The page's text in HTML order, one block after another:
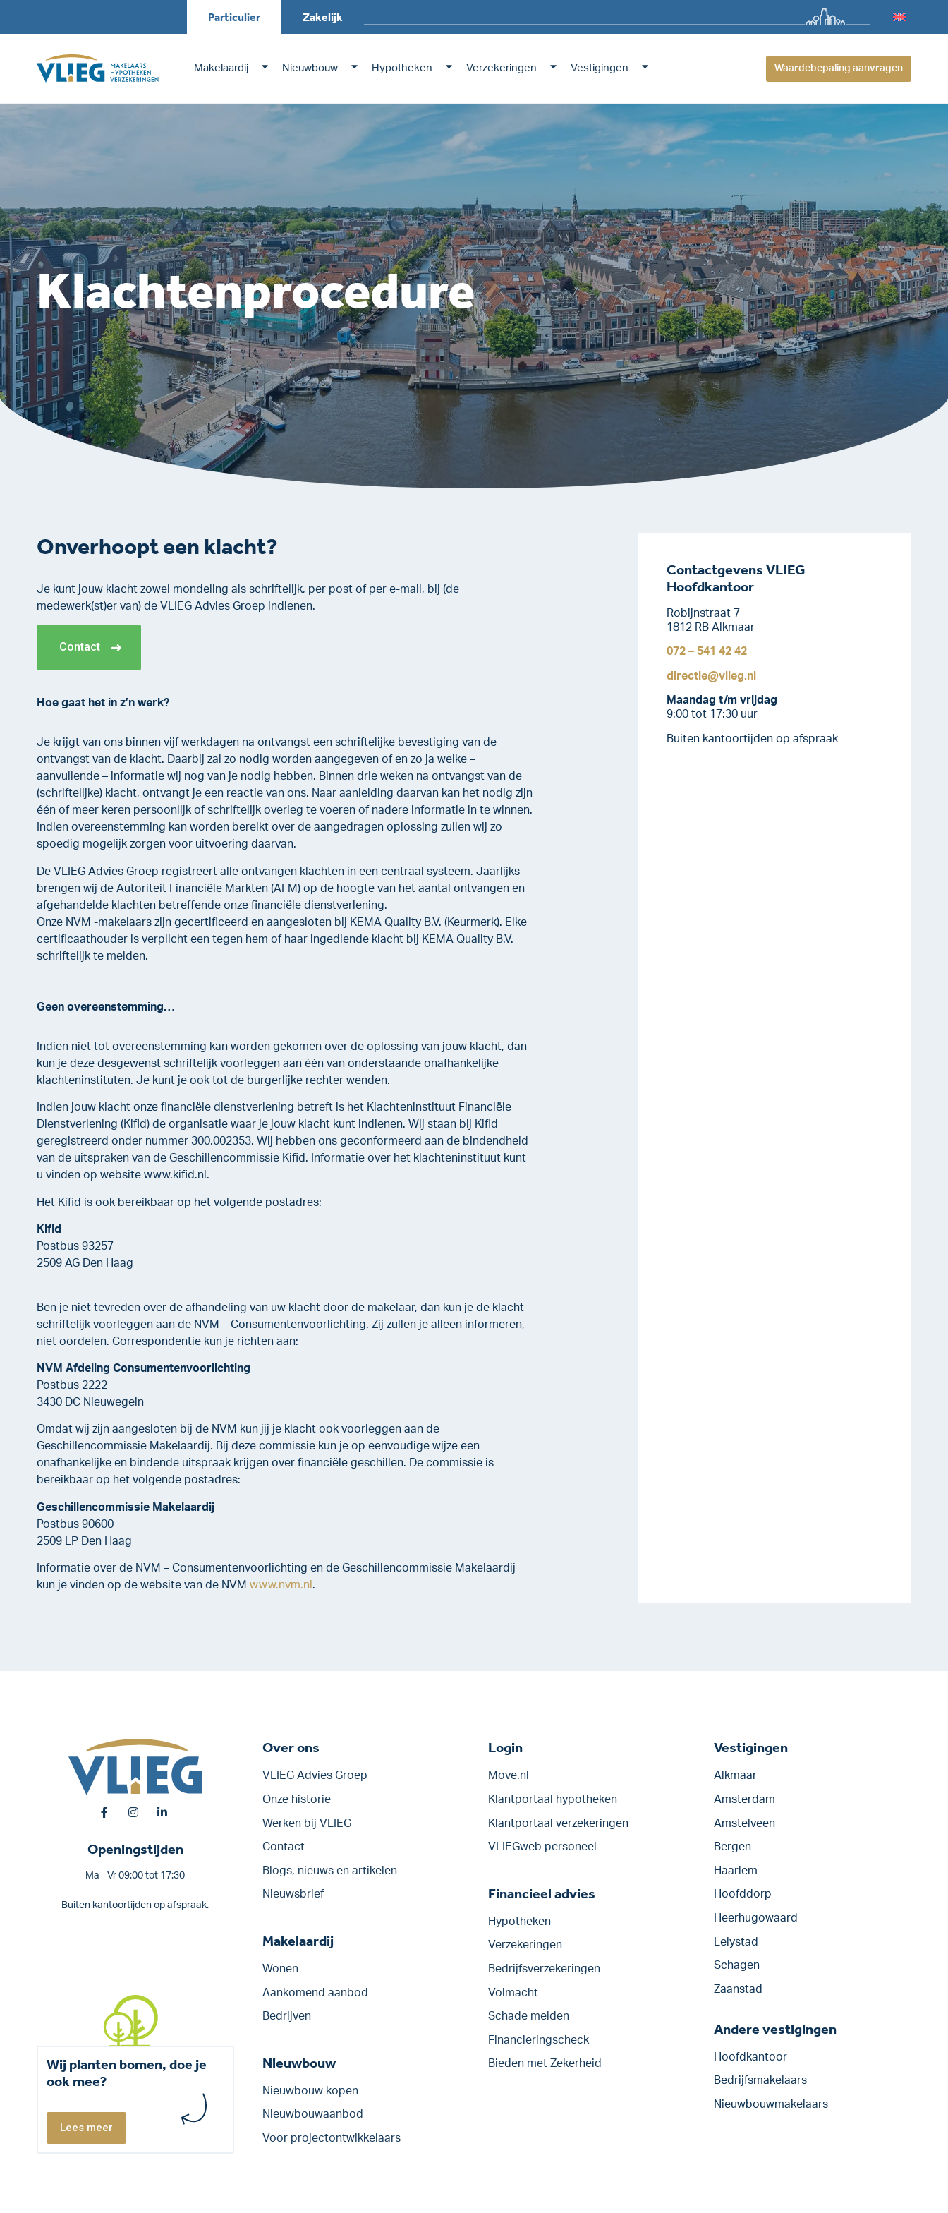
Particulier Zakelijk
Makelaardij Nieuwbouw Hypotheken Verzekeringen Vestigingen Waardebepaling aanvragen
Klachtenprocedure
Onverhoopt een klacht?
Je kunt jouw klacht zowel mondeling als schriftelijk, per post of per e-mail, bij (de
medewerk(st)er van) de VLIEG Advies Groep indienen.
Contact
Hoe gaat het in z’n werk?
Je krijgt van ons binnen vijf werkdagen na ontvangst een schriftelijke bevestiging van de
ontvangst van de klacht. Daarbij zal zo nodig worden aangegeven of en zo ja welke –
aanvullende – informatie wij nog van je nodig hebben. Binnen drie weken na ontvangst van de
(schriftelijke) klacht, ontvangt je een reactie van ons. Naar aanleiding daarvan kan het nodig zijn
één of meer keren persoonlijk of schriftelijk overleg te voeren of nadere informatie in te winnen.
Indien overeenstemming kan worden bereikt over de aangedragen oplossing zullen wij zo
spoedig mogelijk zorgen voor uitvoering daarvan.
De VLIEG Advies Groep registreert alle ontvangen klachten in een centraal systeem. Jaarlijks
brengen wij de Autoriteit Financiële Markten (AFM) op de hoogte van het aantal ontvangen en
afgehandelde klachten betreffende onze financiële dienstverlening.
Onze NVM -makelaars zijn gecertificeerd en aangesloten bij KEMA Quality B.V. (Keurmerk). Elke
certificaathouder is verplicht een tegen hem of haar ingediende klacht bij KEMA Quality B.V.
schriftelijk te melden.
Geen overeenstemming…
Indien niet tot overeenstemming kan worden gekomen over de oplossing van jouw klacht, dan
kun je deze desgewenst schriftelijk voorleggen aan één van onderstaande onafhankelijke
klachteninstituten. Je kunt je ook tot de burgerlijke rechter wenden.
Indien jouw klacht onze financiële dienstverlening betreft is het Klachteninstituut Financiële
Dienstverlening (Kifid) de organisatie waar je jouw klacht kunt indienen. Wij staan bij Kifid
geregistreerd onder nummer 300.002353. Wij hebben ons geconformeerd aan de bindendheid
van de uitspraken van de Geschillencommissie Kifid. Informatie over het klachteninstituut kunt
u vinden op website www.kifid.nl.
Het Kifid is ook bereikbaar op het volgende postadres:
Kifid
Postbus 93257
2509 AG Den Haag
Ben je niet tevreden over de afhandeling van uw klacht door de makelaar, dan kun je de klacht
schriftelijk voorleggen aan de NVM – Consumentenvoorlichting. Zij zullen je alleen informeren,
niet oordelen. Correspondentie kun je richten aan:
NVM Afdeling Consumentenvoorlichting
Postbus 2222
3430 DC Nieuwegein
Omdat wij zijn aangesloten bij de NVM kun jij je klacht ook voorleggen aan de
Geschillencommissie Makelaardij. Bij deze commissie kun je op eenvoudige wijze een
onafhankelijke en bindende uitspraak krijgen over financiële geschillen. De commissie is
bereikbaar op het volgende postadres:
Geschillencommissie Makelaardij
Postbus 90600
2509 LP Den Haag
Informatie over de NVM – Consumentenvoorlichting en de Geschillencommissie Makelaardij
kun je vinden op de website van de NVM www.nvm.nl .
Contactgevens VLIEG
Hoofdkantoor
Robijnstraat 7
1812 RB Alkmaar
072 – 541 42 42
directie@vlieg.nl
Maandag t/m vrijdag
9:00 tot 17:30 uur
Buiten kantoortijden op afspraak
Openingstijden
Ma - Vr 09:00 tot 17:30
Buiten kantoortijden op afspraak.
Wij planten bomen, doe je
ook mee?
Lees meer
Over ons
VLIEG Advies Groep
Onze historie
Werken bij VLIEG
Contact
Blogs, nieuws en artikelen
Nieuwsbrief
Makelaardij
Wonen
Aankomend aanbod
Bedrijven
Nieuwbouw
Nieuwbouw kopen
Nieuwbouwaanbod
Voor projectontwikkelaars
Login
Move.nl
Klantportaal hypotheken
Klantportaal verzekeringen
VLIEGweb personeel
Financieel advies
Hypotheken
Verzekeringen
Bedrijfs­verzekeringen
Volmacht
Schade melden
Financieringscheck
Bieden met Zekerheid
Vestigingen
Alkmaar
Amsterdam
Amstelveen
Bergen
Haarlem
Hoofddorp
Heerhugowaard
Lelystad
Schagen
Zaanstad
Andere vestigingen
Hoofdkantoor
Bedrijfsmakelaars
Nieuwbouwmakelaars